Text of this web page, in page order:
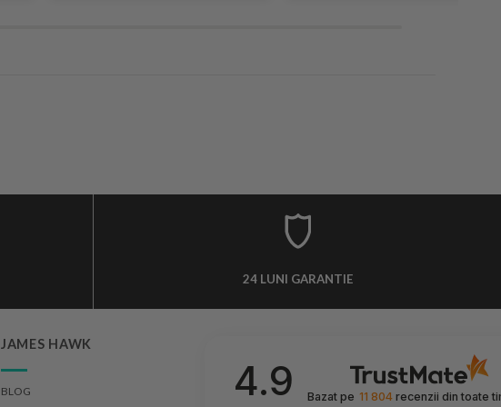
24 LUNI GARANTIE
JAMES HAWK
BLOG 4.9 Bazat pe 11 804recenzii din toate